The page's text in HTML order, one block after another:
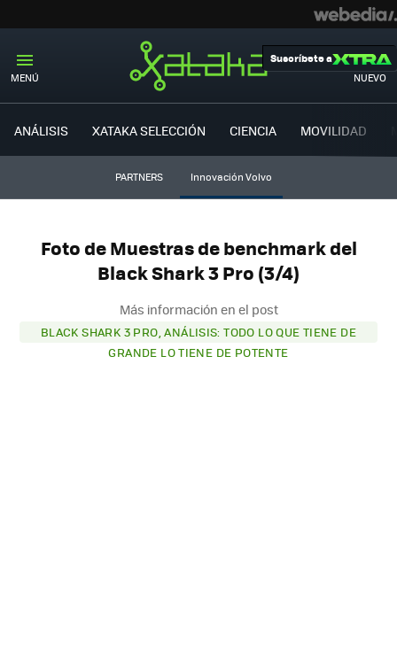
MENÚ NUEVO
Suscríbete a
ANÁLISIS XATAKA SELECCIÓN CIENCIA MOVILIDAD
PARTNERS Innovación Volvo
Foto de Muestras de benchmark del
Black Shark 3 Pro (3/4)
Más información en el post
BLACK SHARK 3 PRO, ANÁLISIS: TODO LO QUE TIENE DE
GRANDE LO TIENE DE POTENTE